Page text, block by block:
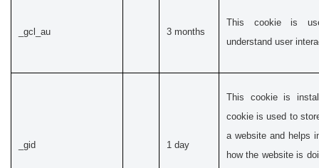
_gcl_au 3 months
This cookie is
understand user
_gid 1 day
This cookie is
cookie is used to
a website and helps
how the website is